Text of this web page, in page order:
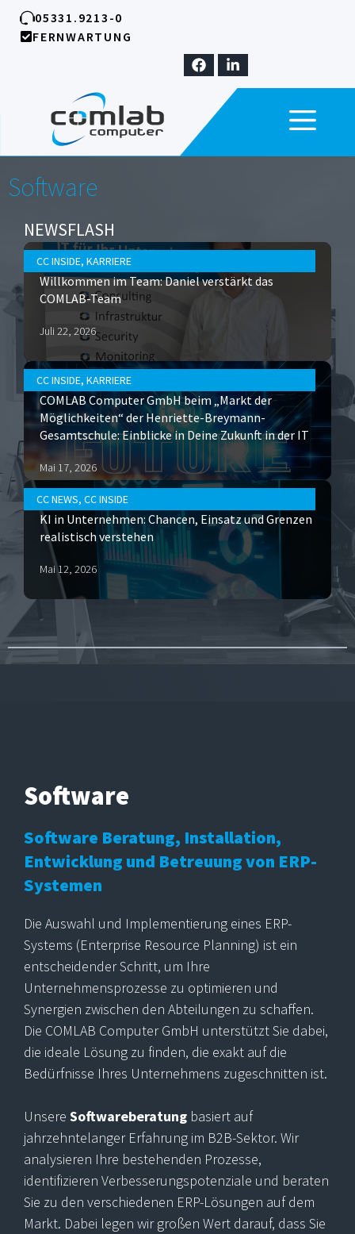
Zum
Inhalt
05331.9213-0
FERNWARTUNG
Software
NEWSFLASH
CC INSIDE, KARRIERE
Willkommen im Team: Daniel verstärkt das
COMLAB-Team
Juli 22, 2026
CC INSIDE, KARRIERE
COMLAB Computer GmbH beim „Markt der
Möglichkeiten“ der Henriette-Breymann-
Gesamtschule: Einblicke in Deine Zukunft in der IT
Mai 17, 2026
CC NEWS, CC INSIDE
KI in Unternehmen: Chancen, Einsatz und Grenzen
realistisch verstehen
Mai 12, 2026
Software
Software Beratung, Installation,
Entwicklung und Betreuung von ERP-
Systemen
Die Auswahl und Implementierung eines ERP-
Systems (Enterprise Resource Planning) ist ein
entscheidender Schritt, um Ihre
Unternehmensprozesse zu optimieren und
Synergien zwischen den Abteilungen zu schaffen.
Die COMLAB Computer GmbH unterstützt Sie dabei,
die ideale Lösung zu finden, die exakt auf die
Bedürfnisse Ihres Unternehmens zugeschnitten ist.
Unsere Softwareberatung basiert auf
jahrzehntelanger Erfahrung im B2B-Sektor. Wir
analysieren Ihre bestehenden Prozesse,
identifizieren Verbesserungspotenziale und beraten
Sie zu den verschiedenen ERP-Lösungen auf dem
Markt. Dabei legen wir großen Wert darauf, dass Sie